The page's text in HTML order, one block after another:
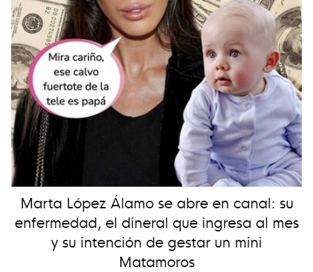
Marta López Álamo se abre en canal: su
enfermedad, el dineral que ingresa al mes
y su intención de gestar un mini
Matamoros